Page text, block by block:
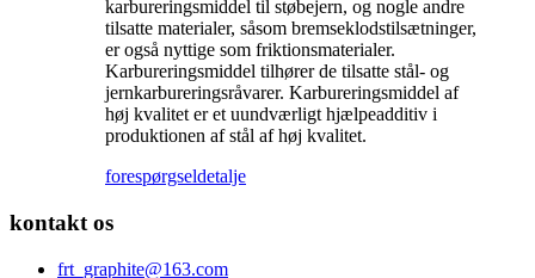
karbureringsmiddel til støbejern, og nogle andre
tilsatte materialer, såsom bremseklodstilsætninger,
er også nyttige som friktionsmaterialer.
Karbureringsmiddel tilhører de tilsatte stål- og
jernkarbureringsråvarer. Karbureringsmiddel af
høj kvalitet er et uundværligt hjælpeadditiv i
produktionen af ​​stål af høj kvalitet.
forespørgseldetalje
kontakt os
frt_graphite@163.com